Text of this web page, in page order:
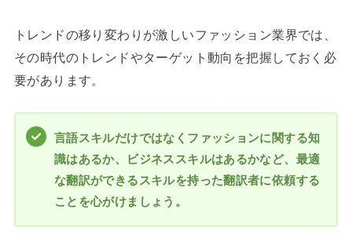
トレンドの移り変わりが激しいファッション業界では、
その時代のトレンドやターゲット動向を把握しておく必
要があります。
言語スキルだけではなくファッションに関する知
識はあるか、ビジネススキルはあるかなど、最適
な翻訳ができるスキルを持った翻訳者に依頼する
ことを心がけましょう。